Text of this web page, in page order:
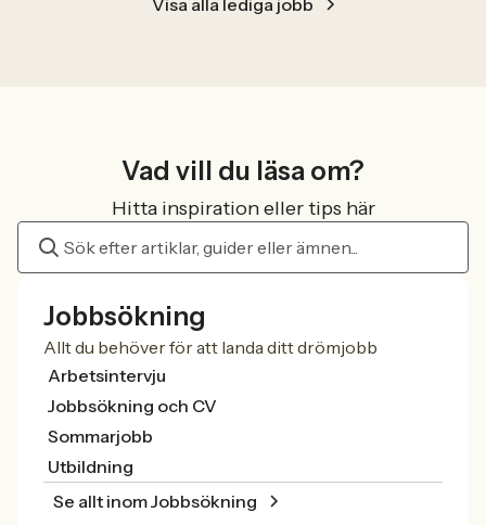
Vad vill du läsa om?
Hitta inspiration eller tips här
Jobbsökning
Allt du behöver för att landa ditt drömjobb
Arbetsintervju
Jobbsökning och CV
Sommarjobb
Utbildning
Se allt inom Jobbsökning